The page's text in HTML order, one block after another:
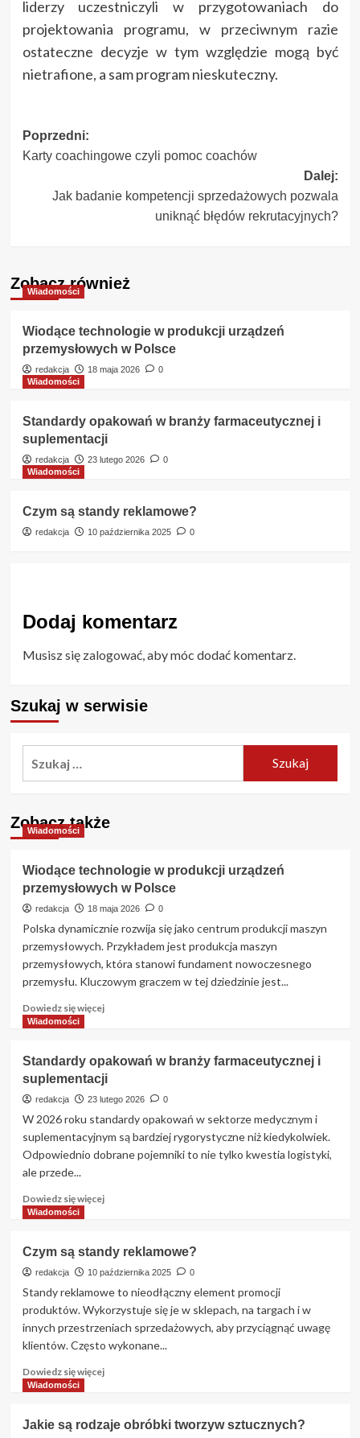
liderzy uczestniczyli w przygotowaniach do
projektowania programu, w przeciwnym razie
ostateczne decyzje w tym względzie mogą być
nietrafione, a sam program nieskuteczny.
Zobacz
wpisy
Poprzedni:
Karty coachingowe czyli pomoc coachów
Dalej:
Jak badanie kompetencji sprzedażowych pozwala
uniknąć błędów rekrutacyjnych?
Zobacz również
Wiadomości
Wiodące technologie w produkcji urządzeń
przemysłowych w Polsce
redakcja 18 maja 2026
0
Wiadomości
Standardy opakowań w branży farmaceutycznej i
suplementacji
redakcja 23 lutego 2026
0
Wiadomości
Czym są standy reklamowe?
redakcja 10 października 2025 0
Dodaj komentarz
Musisz się zalogować, aby móc dodać komentarz.
Szukaj w serwisie
Zobacz także
Wiadomości
Wiodące technologie w produkcji urządzeń
przemysłowych w Polsce
redakcja 18 maja 2026 0
Polska dynamicznie rozwija się jako centrum produkcji maszyn
przemysłowych. Przykładem jest produkcja maszyn
przemysłowych, która stanowi fundament nowoczesnego
przemysłu. Kluczowym graczem w tej dziedzinie jest...
Dowiedz się więcejDowiedz
Wiodące
technologie
w
urządzeń
przemysłowych
w
Wiadomości
Standardy opakowań w branży farmaceutycznej i
suplementacji
redakcja 23 lutego 2026 0
W 2026 roku standardy opakowań w sektorze medycznym i
suplementacyjnym są bardziej rygorystyczne niż kiedykolwiek.
Odpowiednio dobrane pojemniki to nie tylko kwestia logistyki,
ale przede...
Dowiedz się więcejDowiedz
Standardy
opakowań
farmaceutycznej
i
suplementacji
Wiadomości
Czym są standy reklamowe?
redakcja 10 października 2025 0
Standy reklamowe to nieodłączny element promocji
produktów. Wykorzystuje się je w sklepach, na targach i w
innych przestrzeniach sprzedażowych, aby przyciągnąć uwagę
klientów. Często wykonane...
Dowiedz się więcejDowiedz
Czym
Wiadomości
Jakie są rodzaje obróbki tworzyw sztucznych?